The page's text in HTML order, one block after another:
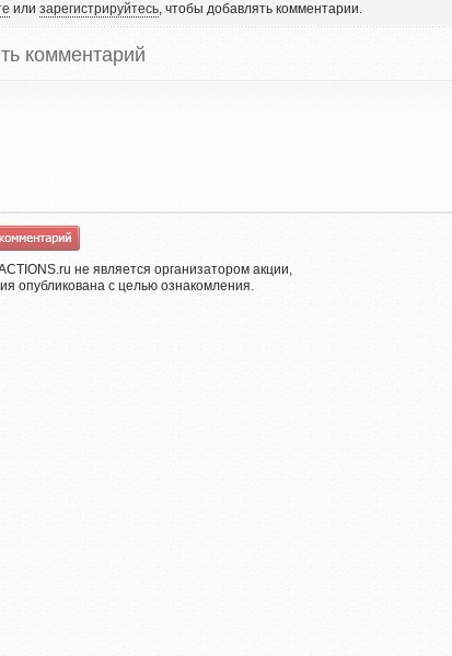
или зарегистрируйтесь, чтобы добавлять комментарии.
комментарий
не является организатором акции,
опубликована с целью ознакомления.